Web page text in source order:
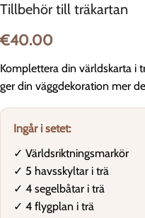
Tillbehör till träkartan
€40.00
Komplettera din världskarta i
ger din väggdekoration mer
Ingår i setet:
✓ Världsriktningsmarkör
✓ 5 havsskyltar i trä
✓ 4 segelbåtar i trä
✓ 4 flygplan i trä